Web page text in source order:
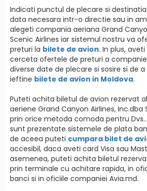
Indicati punctul de plecare si
data necesara intr-o directie sau in
alegeti compania aeriana Grand
Scenic Airlines iar sistemul nostru va
preturi la bilete de avion. In plus,
cerceta ofertele de preturi a
diverse date de plecare si sosire si de
ieftine bilete de avion in Moldova.
Puteti achita biletul de avion rezervat
aeriene Grand Canyon Airlines, Inc.dba
prin orice metoda comoda pentru
sunt prezentate sistemele de plata
de aceea puteti cumpara bilet de
accesibil, daca aveti card Visa sau
asemenea, puteti achita biletul
prin terminale cu achitare rapida, in
banci si in oficiile companiei Avia.md.